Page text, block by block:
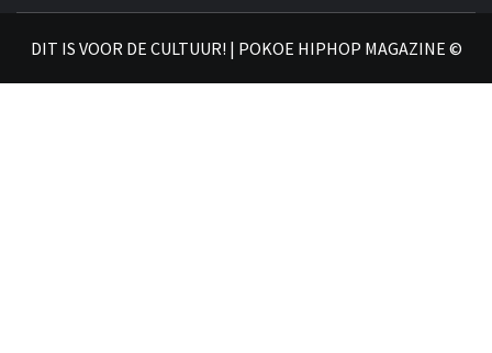
DIT IS VOOR DE CULTUUR! | POKOE HIPHOP MAGAZINE ©